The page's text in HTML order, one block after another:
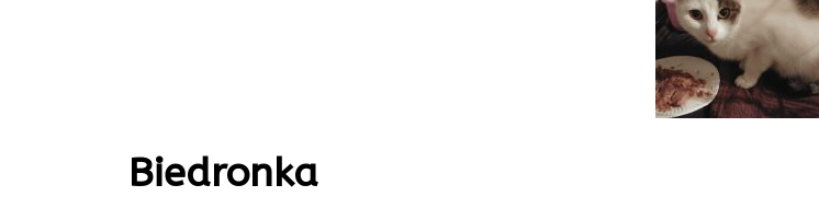
Biedronka